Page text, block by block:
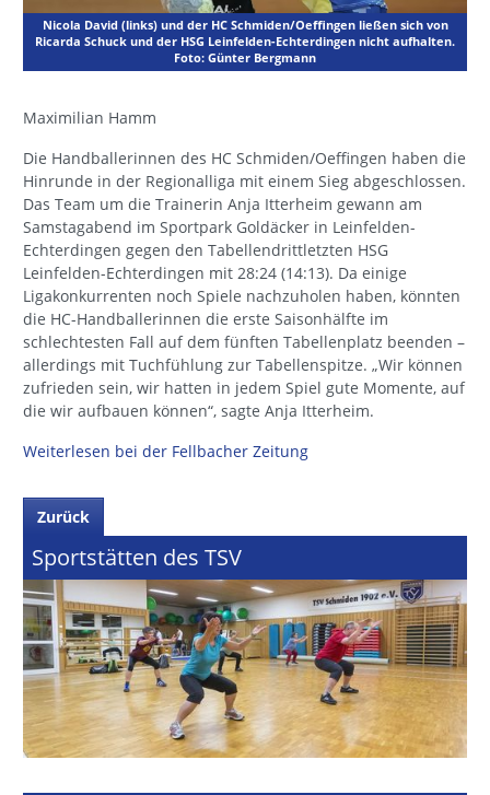
Nicola David (links) und der HC Schmiden/Oeffingen ließen sich von
Ricarda Schuck und der HSG Leinfelden-Echterdingen nicht aufhalten.
Foto: Günter Bergmann
Maximilian Hamm
Die Handballerinnen des HC Schmiden/Oeffingen haben die
Hinrunde in der Regionalliga mit einem Sieg abgeschlossen.
Das Team um die Trainerin Anja Itterheim gewann am
Samstagabend im Sportpark Goldäcker in Leinfelden-
Echterdingen gegen den Tabellendrittletzten HSG
Leinfelden-Echterdingen mit 28:24 (14:13). Da einige
Ligakonkurrenten noch Spiele nachzuholen haben, könnten
die HC-Handballerinnen die erste Saisonhälfte im
schlechtesten Fall auf dem fünften Tabellenplatz beenden –
allerdings mit Tuchfühlung zur Tabellenspitze. „Wir können
zufrieden sein, wir hatten in jedem Spiel gute Momente, auf
die wir aufbauen können“, sagte Anja Itterheim.
Weiterlesen bei der Fellbacher Zeitung
Zurück
Sportstätten des TSV